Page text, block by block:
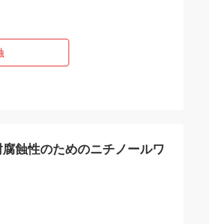
蝕性のためのニチノールワ